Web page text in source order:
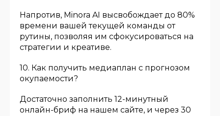
Напротив, Minora AI высвобождает до 80%
времени вашей текущей команды от
рутины, позволяя им сфокусироваться на
стратегии и креативе.
10. Как получить медиаплан с прогнозом
окупаемости?
Достаточно заполнить 12-минутный
онлайн-бриф на нашем сайте, и через 30